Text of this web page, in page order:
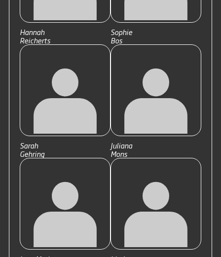
Hannah
Reicherts
Sophie
Bos
Sarah
Gehring
Juliana
Mons